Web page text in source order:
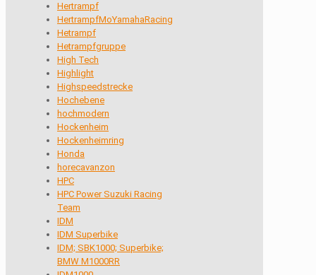
Hertrampf
HertrampfMoYamahaRacing
Hetrampf
Hetrampfgruppe
High Tech
Highlight
Highspeedstrecke
Hochebene
hochmodern
Hockenheim
Hockenheimring
Honda
horecavanzon
HPC
HPC Power Suzuki Racing
Team
IDM
IDM Superbike
IDM; SBK1000; Superbike;
BMW M1000RR